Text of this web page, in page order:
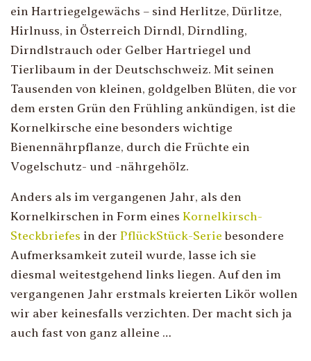
ein Hartriegelgewächs – sind Herlitze, Dürlitze,
Hirlnuss, in Österreich Dirndl, Dirndling,
Dirndlstrauch oder Gelber Hartriegel und
Tierlibaum in der Deutschschweiz. Mit seinen
Tausenden von kleinen, goldgelben Blüten, die vor
dem ersten Grün den Frühling ankündigen, ist die
Kornelkirsche eine besonders wichtige
Bienennährpflanze, durch die Früchte ein
Vogelschutz- und -nährgehölz.
Anders als im vergangenen Jahr, als den
Kornelkirschen in Form eines Kornelkirsch-
Steckbriefes in der PflückStück-Serie besondere
Aufmerksamkeit zuteil wurde, lasse ich sie
diesmal weitestgehend links liegen. Auf den im
vergangenen Jahr erstmals kreierten Likör wollen
wir aber keinesfalls verzichten. Der macht sich ja
auch fast von ganz alleine …